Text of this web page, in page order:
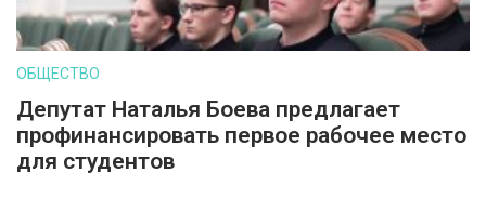
ОБЩЕСТВО
Депутат Наталья Боева предлагает
профинансировать первое рабочее место
для студентов